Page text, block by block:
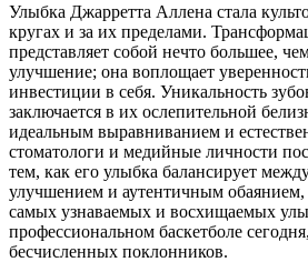
Улыбка Джарретта Аллена стала
кругах и за их пределами.
представляет собой нечто большее,
улучшение; она воплощает
инвестиции в себя. Уникальность
заключается в их ослепительной
идеальным выравниванием и
стоматологи и медийные личности
тем, как его улыбка балансирует
улучшением и аутентичным обаянием,
самых узнаваемых и восхищаемых
профессиональном баскетболе
бесчисленных поклонников.